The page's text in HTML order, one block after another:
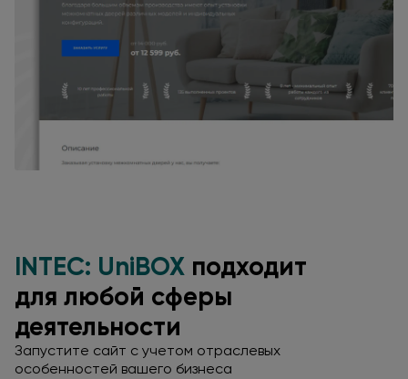
INTEC: UniBOX подходит
для любой сферы
деятельности
Запустите сайт с учетом отраслевых
особенностей вашего бизнеса